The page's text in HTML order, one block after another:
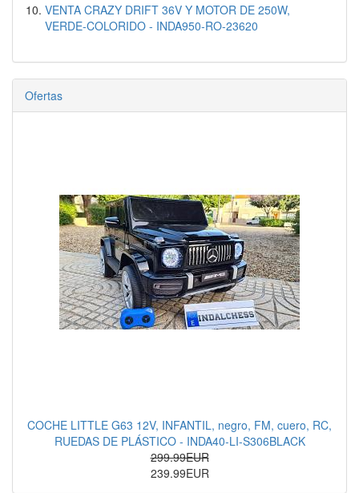
VENTA CRAZY DRIFT 36V Y MOTOR DE 250W,
VERDE-COLORIDO - INDA950-RO-23620
Ofertas
COCHE LITTLE G63 12V, INFANTIL, negro, FM, cuero, RC,
RUEDAS DE PLÁSTICO - INDA40-LI-S306BLACK
299.99EUR
239.99EUR